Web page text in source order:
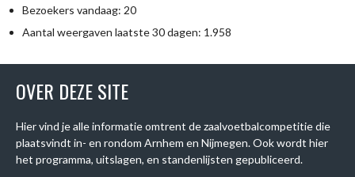
Bezoekers vandaag: 20
Aantal weergaven laatste 30 dagen: 1.958
OVER DEZE SITE
Hier vind je alle informatie omtrent de zaalvoetbalcompetitie die
plaatsvindt in- en rondom Arnhem en Nijmegen. Ook wordt hier
het programma, uitslagen, en standenlijsten gepubliceerd.